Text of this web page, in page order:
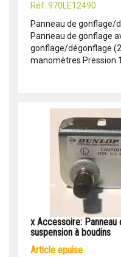
Réf: 970LE12490
Panneau de gonflage/
Panneau de gonflage
gonflage/dégonflage
manomètres Pression
x Accessoire:
suspension à boudins
article epuise